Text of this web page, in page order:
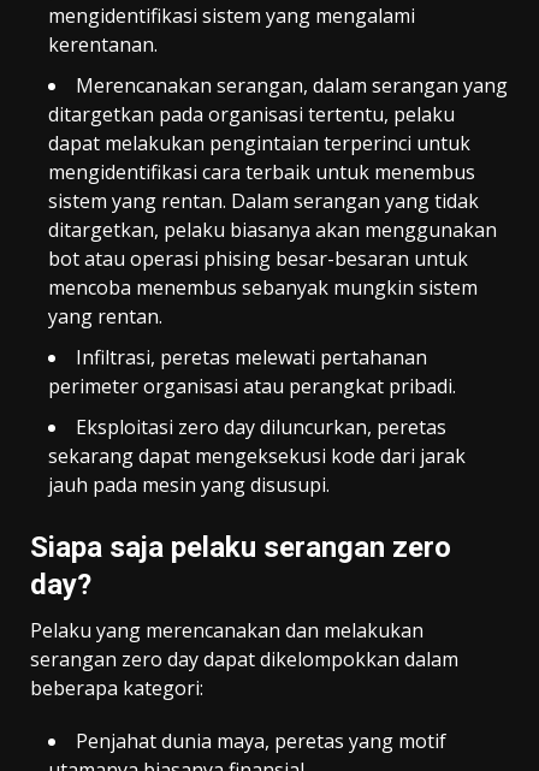
mengidentifikasi sistem yang mengalami
kerentanan.
Merencanakan serangan, dalam serangan yang
ditargetkan pada organisasi tertentu, pelaku
dapat melakukan pengintaian terperinci untuk
mengidentifikasi cara terbaik untuk menembus
sistem yang rentan. Dalam serangan yang tidak
ditargetkan, pelaku biasanya akan menggunakan
bot atau operasi phising besar-besaran untuk
mencoba menembus sebanyak mungkin sistem
yang rentan.
Infiltrasi, peretas melewati pertahanan
perimeter organisasi atau perangkat pribadi.
Eksploitasi zero day diluncurkan, peretas
sekarang dapat mengeksekusi kode dari jarak
jauh pada mesin yang disusupi.
Siapa saja pelaku serangan zero
day?
Pelaku yang merencanakan dan melakukan
serangan zero day dapat dikelompokkan dalam
beberapa kategori:
Penjahat dunia maya, peretas yang motif